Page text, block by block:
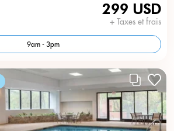
299 USD
+ Taxes et frais
9am - 3pm